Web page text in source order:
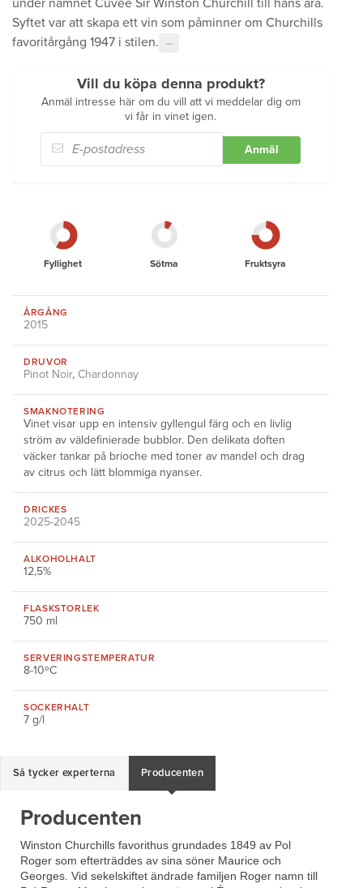
under namnet Cuvée Sir Winston Churchill till hans ära.
Syftet var att skapa ett vin som påminner om Churchills
favoritårgång 1947 i stilen.
···
Vill du köpa denna produkt?
Anmäl intresse här om du vill att vi meddelar dig om
vi får in vinet igen.
Anmäl
Fyllighet Sötma Fruktsyra
ÅRGÅNG
2015
DRUVOR
Pinot Noir, Chardonnay
SMAKNOTERING
Vinet visar upp en intensiv gyllengul färg och en livlig
ström av väldefinierade bubblor. Den delikata doften
väcker tankar på brioche med toner av mandel och drag
av citrus och lätt blommiga nyanser.
DRICKES
2025-2045
ALKOHOLHALT
12,5%
FLASKSTORLEK
750 ml
SERVERINGSTEMPERATUR
8-10ºC
SOCKERHALT
7 g/l
Så tycker experterna Producenten
Producenten
Winston Churchills favorithus grundades 1849 av Pol
Roger som efterträddes av sina söner Maurice och
Georges. Vid sekelskiftet ändrade familjen Roger namn till